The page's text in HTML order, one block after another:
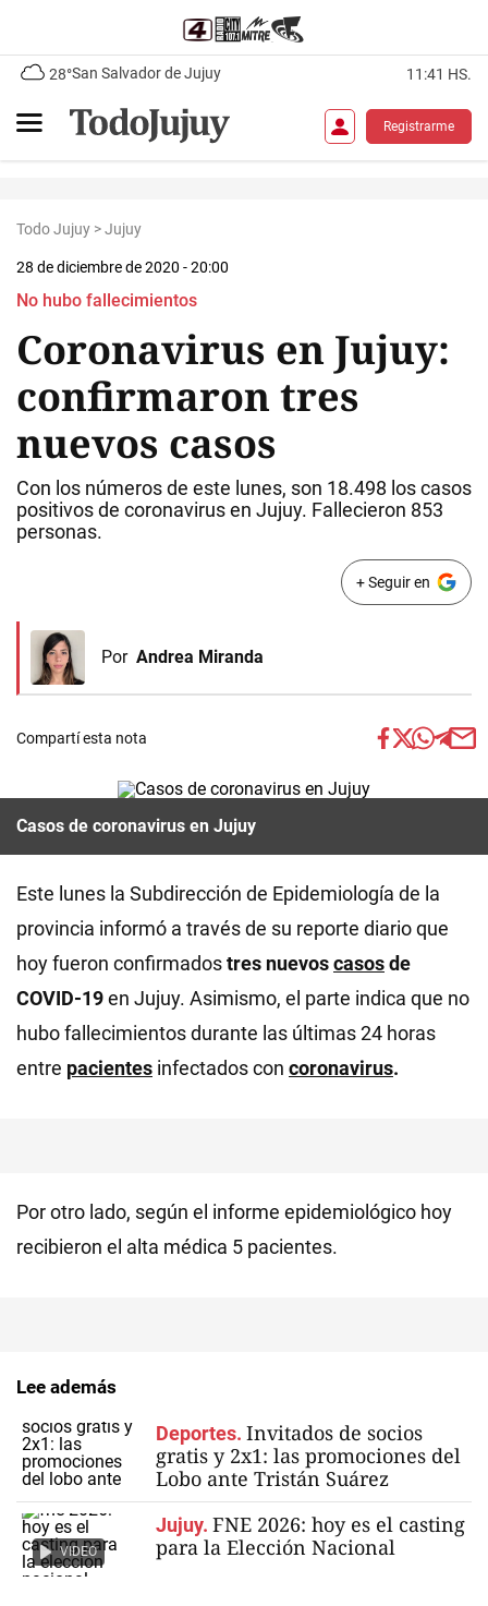
28°San Salvador de Jujuy 11:41 HS.
Registrarme
Todo Jujuy >Jujuy
28 de diciembre de 2020 - 20:00
No hubo fallecimientos
Coronavirus en Jujuy:
confirmaron tres
nuevos casos
Con los números de este lunes, son 18.498 los casos
positivos de coronavirus en Jujuy. Fallecieron 853
personas.
+ Seguir en
Por Andrea Miranda
Compartí esta nota
Casos de coronavirus en Jujuy
Este lunes la Subdirección de Epidemiología de la
provincia informó a través de su reporte diario que
hoy fueron confirmadostres nuevoscasosde
COVID-19en Jujuy. Asimismo, el parte indica que no
hubo fallecimientos durante las últimas 24 horas
entre pacientes infectados con coronavirus.
Por otro lado, según el informe epidemiológico hoy
recibieron el alta médica 5 pacientes.
Lee además
Deportes. Invitados de socios
gratis y 2x1: las promociones del
Lobo ante Tristán Suárez
VIDEO
Jujuy. FNE 2026: hoy es el casting
para la Elección Nacional